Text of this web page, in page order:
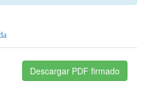
Descargar PDF firmado